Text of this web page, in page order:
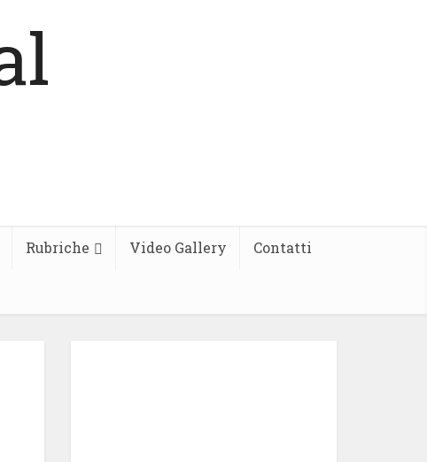
Rubriche Video Gallery Contatti